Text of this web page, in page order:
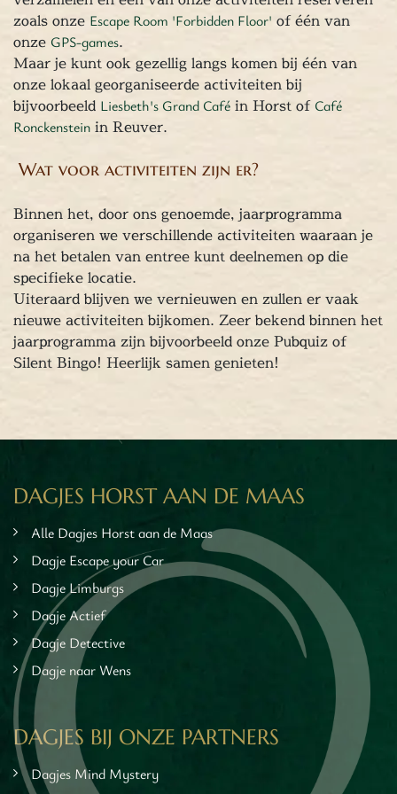
uit
dagje
Room
verzorgd
Tours
uit
dagje
Room
verzorgd
Tours
uit
zoals onze Escape Room 'Forbidden Floor' of één van
onze GPS-games.
Maar je kunt ook gezellig langs komen bij één van
onze lokaal georganiseerde activiteiten bij
bijvoorbeeld Liesbeth's Grand Café in Horst of Café
Ronckenstein in Reuver.
Wat voor activiteiten zijn er?
Binnen het, door ons genoemde, jaarprogramma
organiseren we verschillende activiteiten waaraan je
na het betalen van entree kunt deelnemen op die
specifieke locatie.
Uiteraard blijven we vernieuwen en zullen er vaak
nieuwe activiteiten bijkomen. Zeer bekend binnen het
jaarprogramma zijn bijvoorbeeld onze Pubquiz of
Silent Bingo! Heerlijk samen genieten!
DAGJES HORST AAN DE MAAS
Alle Dagjes Horst aan de Maas
Dagje Escape your Car
Dagje Limburgs
Dagje Actief
Dagje Detective
Dagje naar Wens
DAGJES BIJ ONZE PARTNERS
Dagjes Mind Mystery